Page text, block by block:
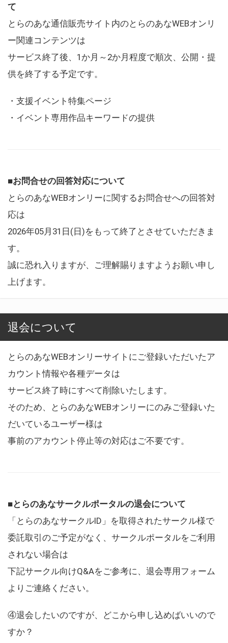
て
とらのあな通信販売サイト内のとらのあなWEBオンリ
ー関連コンテンツは
サービス終了後、1か月～2か月程度で順次、公開・提
供を終了する予定です。
・支援イベント特集ページ
・イベント専用作品キーワードの提供
■お問合せの回答対応について
とらのあなWEBオンリーに関するお問合せへの回答対
応は
2026年05月31日(日)をもって終了とさせていただきま
す。
誠に恐れ入りますが、ご理解賜りますようお願い申し
上げます。
退会について
とらのあなWEBオンリーサイトにご登録いただいたア
カウント情報や各種データは
サービス終了時にすべて削除いたします。
そのため、とらのあなWEBオンリーにのみご登録いた
だいているユーザー様は
事前のアカウント停止等の対応はご不要です。
■とらのあなサークルポータルの退会について
「とらのあなサークルID」を取得されたサークル様で
委託取引のご予定がなく、サークルポータルをご利用
されない場合は
下記サークル向けQ&Aをご参考に、退会専用フォーム
よりご連絡ください。
④退会したいのですが、どこから申し込めばいいので
すか？